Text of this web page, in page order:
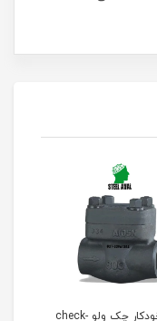
شیر خودکار چک ولو -check